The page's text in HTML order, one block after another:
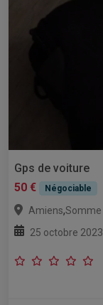
Gps de voiture
50 €
Négociable
Amiens,Somme
25 octobre 2023